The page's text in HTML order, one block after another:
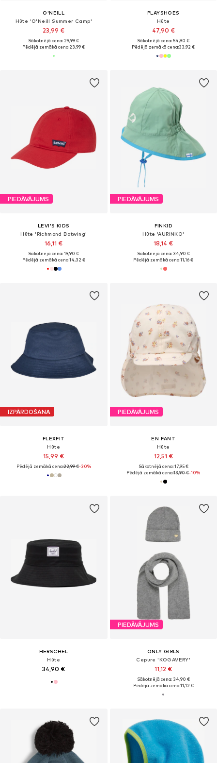
O'NEILL
Hūte 'O'Neill Summer Camp'
23,99 €
Sākotnējā cena: 29,99 €
Pēdējā zemākā cena:23,99 €
PLAYSHOES
Hūte
47,90 €
Sākotnējā cena: 54,90 €
Pēdējā zemākā cena:33,92 €
PIEDĀVĀJUMS
LEVI'S KIDS
Hūte 'Richmond Batwing'
16,11 €
Sākotnējā cena: 19,90 €
Pēdējā zemākā cena:14,32 €
PIEDĀVĀJUMS
FINKID
Hūte 'AURINKO'
18,14 €
Sākotnējā cena: 34,90 €
Pēdējā zemākā cena:11,16 €
IZPĀRDOŠANA
FLEXFIT
Hūte
15,99 €
Pēdējā zemākā cena:22,99 €-30%
PIEDĀVĀJUMS
EN FANT
Hūte
12,51 €
Sākotnējā cena: 17,95 €
Pēdējā zemākā cena:13,90 €-10%
HERSCHEL
Hūte
34,90 €
PIEDĀVĀJUMS
ONLY GIRLS
Cepure 'KOGAVERY'
11,12 €
Sākotnējā cena: 34,90 €
Pēdējā zemākā cena:11,12 €